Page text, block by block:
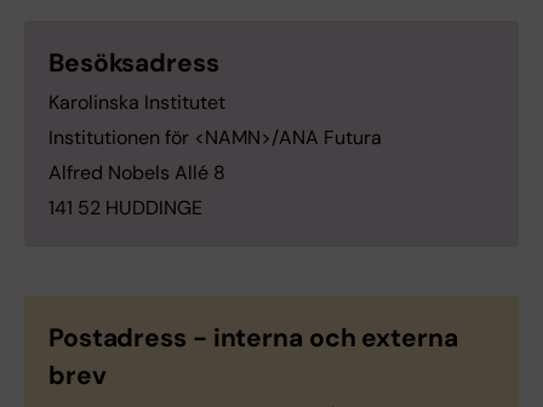
Besöksadress
Karolinska Institutet
Institutionen för <NAMN>/ANA Futura
Alfred Nobels Allé 8
141 52 HUDDINGE
Postadress - interna och externa
brev